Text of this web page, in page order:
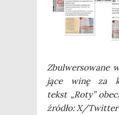
Zbul­wer­so­wa­ne
ją­ce winę za
tekst „Roty”
źró­dło: X/Twitter